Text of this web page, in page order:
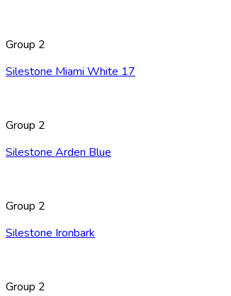
Group 2
Silestone Miami White 17
Group 2
Silestone Arden Blue
Group 2
Silestone Ironbark
Group 2